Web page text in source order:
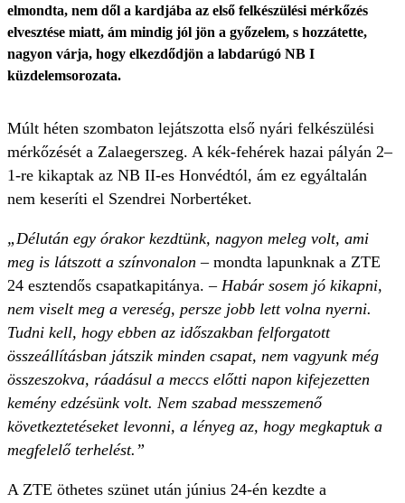
elmondta, nem dől a kardjába az első felkészülési mérkőzés
elvesztése miatt, ám mindig jól jön a győzelem, s hozzátette,
nagyon várja, hogy elkezdődjön a labdarúgó NB I
küzdelemsorozata.
Múlt héten szombaton lejátszotta első nyári felkészülési
mérkőzését a Zalaegerszeg. A kék-fehérek hazai pályán 2–
1-re kikaptak az NB II-es Honvédtól, ám ez egyáltalán
nem keseríti el Szendrei Norbertéket.
„Délután egy órakor kezdtünk, nagyon meleg volt, ami
meg is látszott a színvonalon – mondta lapunknak a ZTE
24 esztendős csapatkapitánya. – Habár sosem jó kikapni,
nem viselt meg a vereség, persze jobb lett volna nyerni.
Tudni kell, hogy ebben az időszakban felforgatott
összeállításban játszik minden csapat, nem vagyunk még
összeszokva, ráadásul a meccs előtti napon kifejezetten
kemény edzésünk volt. Nem szabad messzemenő
következtetéseket levonni, a lényeg az, hogy megkaptuk a
megfelelő terhelést.”
A ZTE öthetes szünet után június 24-én kezdte a